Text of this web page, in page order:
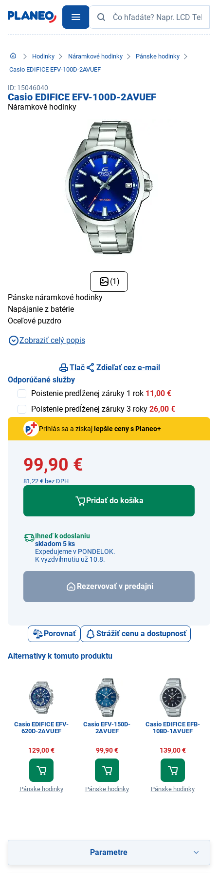
Hodinky Náramkové hodinky
Pánske hodinky
Casio EDIFICE EFV-100D-2AVUEF
ID: 15046040
Casio EDIFICE EFV-100D-2AVUEF
Náramkové hodinky
(1)
Pánske náramkové hodinky
Napájanie z batérie
Oceľové puzdro
Zobraziť celý popis
Tlač
Zdieľať cez e-mail
Odporúčané služby
Poistenie predĺženej záruky 1 rok 11,00 €
Poistenie predĺženej záruky 3 roky 26,00 €
Prihlás sa a získaj lepšie ceny s Planeo+
99,90 €
81,22 € bez DPH
Pridať do košíka
Ihneď k odoslaniu
skladom 5 ks
Expedujeme v PONDELOK.
K vyzdvihnutiu už 10.8.
Rezervovať v predajni
Porovnať Strážiť cenu a dostupnosť
Alternatívy k tomuto produktu
Casio EDIFICE EFV-
620D-2AVUEF
129,00 €
Pánske hodinky
Casio EFV-150D-
2AVUEF
99,90 €
Pánske hodinky
Casio EDIFICE EFB-
108D-1AVUEF
139,00 €
Pánske hodinky
Parametre